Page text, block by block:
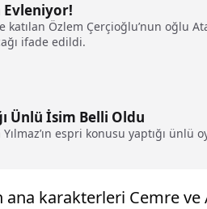
Evleniyor!
katılan Özlem Çerçioğlu’nun
ifade edildi.
Ünlü İsim Belli Oldu
espri konusu yaptığı ünlü
karakterleri Cemre ve